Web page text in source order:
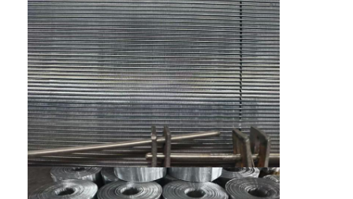
รั้วสนามปาเดล
ลวดตาข่ายถัก
กระเป๋าสตางค์กาวิออนหิน
ตาข่ายโลหะสถาปัตยกรรม
มุ้งลวดอลูมิเนียม
ตัวกรองหน้าจอจอห์นสัน